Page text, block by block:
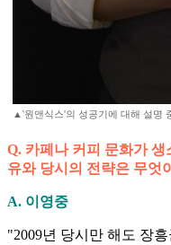
▲'원앤식스'의 성공기에 대해 설명
Q. 카페나 커피 문화가 생
유와 당시의 전략은 무엇
A. 이영중
"2009년 당시만 해도 장